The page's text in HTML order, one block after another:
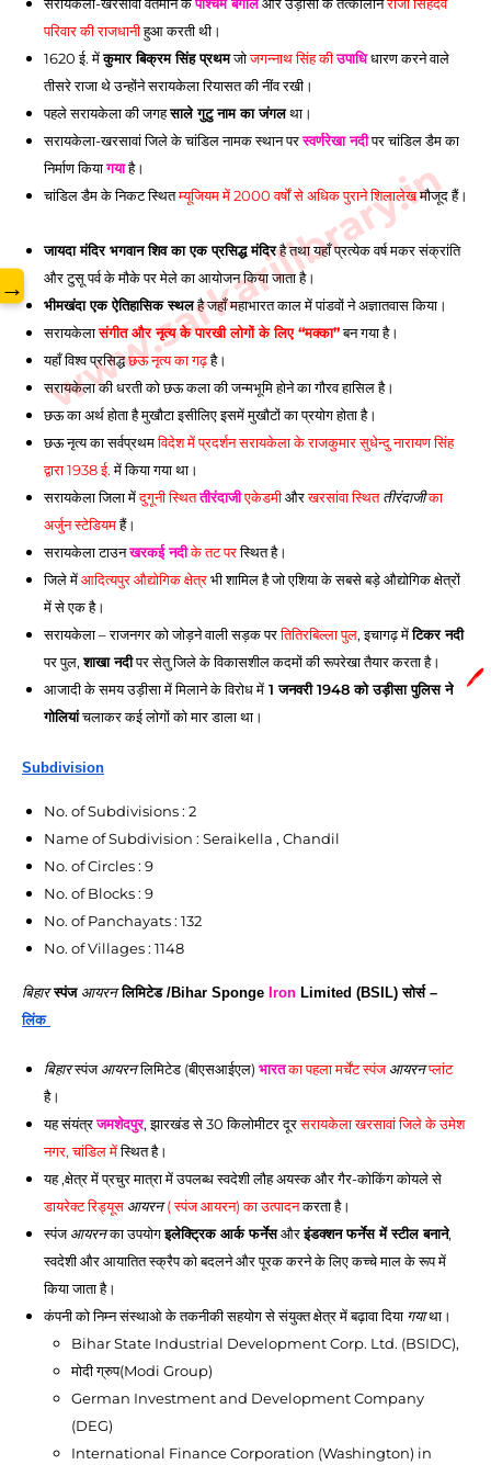
सरायकेला-खरसावां वर्तमान के पश्चिम बंगाल और उड़ीसा के तत्कालीन राजा सिंहदेव
परिवार की राजधानी हुआ करती थी।
1620 ई. में कुमार बिक्रम सिंह प्रथम जो जगन्नाथ सिंह की उपाधि धारण करने वाले
तीसरे राजा थे उन्होंने सरायकेला रियासत की नींव रखी।
पहले सरायकेला की जगह साले गुटु नाम का जंगल था।
सरायकेला-खरसावां जिले के चांडिल नामक स्थान पर स्वर्णरेखा नदी पर चांडिल डैम का
निर्माण किया गया है।
चांडिल डैम के निकट स्थित म्यूजियम में 2000 वर्षों से अधिक पुराने शिलालेख मौजूद हैं।
जायदा मंदिर भगवान शिव का एक प्रसिद्ध मंदिर है तथा यहाँ प्रत्येक वर्ष मकर संक्रांति
और टुसू पर्व के मौके पर मेले का आयोजन किया जाता है।
भीमखंदा एक ऐतिहासिक स्थल है जहाँ महाभारत काल में पांडवों ने अज्ञातवास किया।
सरायकेलासंगीत और नृत्य के पारखी लोगों के लिए “मक्का” बन गया है।
यहाँ विश्व प्रसिद्ध छऊ नृत्य का गढ़ है।
सरायकेला की धरती को छऊ कला की जन्मभूमि होने का गौरव हासिल है।
छऊ का अर्थ होता है मुखौटा इसीलिए इसमें मुखौटों का प्रयोग होता है।
छऊ नृत्य का सर्वप्रथम विदेश में प्रदर्शन सरायकेला के राजकुमार सुधेन्दु नारायण सिंह
द्वारा 1938 ई. में किया गया था।
सरायकेला जिला में दुगूनी स्थित तीरंदाजी एकेडमी और खरसांवा स्थित तीरंदाजी का
अर्जुन स्टेडियम हैं।
सरायकेला टाउन खरकई नदी के तट पर स्थित है।
जिले में आदित्यपुर औद्योगिक क्षेत्र भी शामिल है जो एशिया के सबसे बड़े औद्योगिक क्षेत्रों
में से एक है।
सरायकेला – राजनगर को जोड़ने वाली सड़क पर तितिरबिल्ला पुल, इचागढ़ में टिकर नदी
पर पुल, शाखा नदी पर सेतु जिले के विकासशील कदमों की रूपरेखा तैयार करता है।
आजादी के समय उड़ीसा में मिलाने के विरोध में 1 जनवरी 1948 को उड़ीसा पुलिस ने
गोलियांचलाकर कई लोगों को मार डाला था।
Subdivision
No. of Subdivisions : 2
Name of Subdivision : Seraikella , Chandil
No. of Circles : 9
No. of Blocks : 9
No. of Panchayats : 132
No. of Villages : 1148
बिहार स्पंज आयरन लिमिटेड /Bihar Sponge Iron Limited (BSIL)
लिंक
बिहार स्पंज आयरन लिमिटेड (बीएसआईएल) भारत का पहला मर्चेंट स्पंज आयरन प्लांट
है।
यह संयंत्र जमशेदपुर, झारखंड से 30 किलोमीटर दूर सरायकेलाखरसावां जिले के उमेश
नगर, चांडिल में स्थित है।
डायरेक्ट रिड्यूस आयरन ( स्पंज आयरन) का उत्पादन करता है।
स्पंज आयरन का उपयोग इलेक्ट्रिक आर्क फर्नेस और इंडक्शन फर्नेस में स्टील बनाने,
स्वदेशी और आयातित स्क्रैप को बदलने और पूरक करने के लिए कच्चे माल के रूप में
किया जाता है।
कंपनी को निम्न संस्थाओ के तकनीकी सहयोग से संयुक्त क्षेत्र में बढ़ावा दिया गया था।
Bihar State Industrial Development Corp. Ltd. (BSIDC),
मोदी ग्रुप(Modi Group)
German Investment and Development Company
(DEG)
International Finance Corporation (Washington) in
www.sarkarilibrary.in
→
🖊️